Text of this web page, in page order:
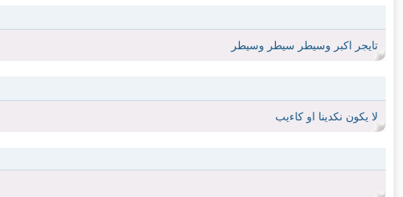
تايجر اكبر وسيطر سيطر وسيطر
لا يكون نكدينا او كاءيب